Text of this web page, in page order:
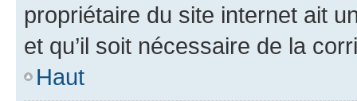
propriétaire du site internet ait
et qu’il soit nécessaire de la
Haut